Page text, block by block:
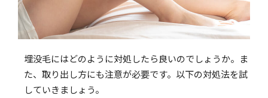
埋没毛にはどのように対処したら良いのでしょうか。ま
た、取り出し方にも注意が必要です。以下の対処法を試
していきましょう。